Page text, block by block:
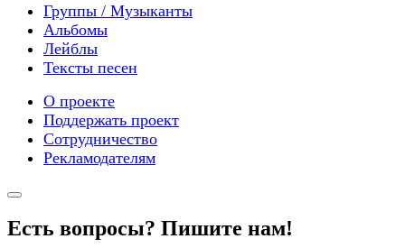
Группы / Музыканты
Альбомы
Лейблы
Тексты песен
О проекте
Поддержать проект
Сотрудничество
Рекламодателям
Есть вопросы? Пишите нам!